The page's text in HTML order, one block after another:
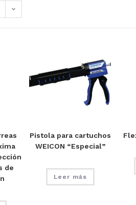
de
Pistola para cartuchos
WEICON “Especial”
Leer más